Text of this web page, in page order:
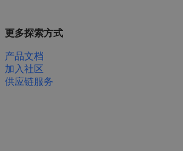
更多探索方式
产品文档
加入社区
供应链服务